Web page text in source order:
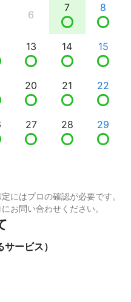
6
7 8
13 14 15
20 21 22
27 28 29
にはプロの確認が必要です。
お問い合わせください。
ービス）